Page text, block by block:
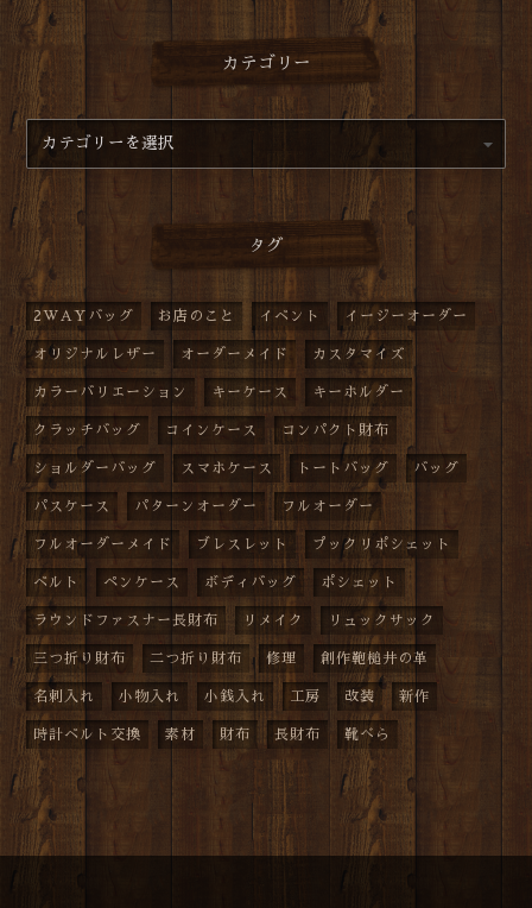
カテゴリー
タグ
2WAYバッグ お店のこと イベント イージーオーダー
オリジナルレザー オーダーメイド カスタマイズ
カラーバリエーション キーケース キーホルダー
クラッチバッグ コインケース コンパクト財布
ショルダーバッグ スマホケース トートバッグ バッグ
パスケース パターンオーダー フルオーダー
フルオーダーメイド ブレスレット プックリポシェット
ベルト ペンケース ボディバッグ ポシェット
ラウンドファスナー長財布 リメイク リュックサック
三つ折り財布 二つ折り財布 修理 創作鞄槌井の革
名刺入れ 小物入れ 小銭入れ 工房 改装 新作
時計ベルト交換 素材 財布 長財布 靴べら